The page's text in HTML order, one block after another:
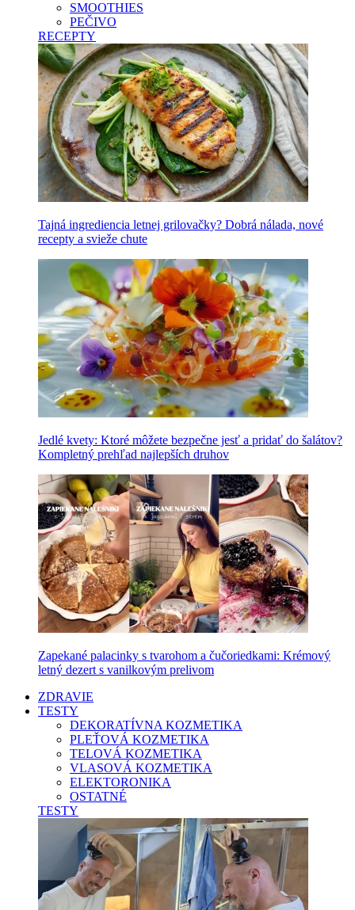
SMOOTHIES
PEČIVO
RECEPTY
Tajná ingrediencia letnej grilovačky? Dobrá nálada, nové
recepty a svieže chute
Jedlé kvety: Ktoré môžete bezpečne jesť a pridať do šalátov?
Kompletný prehľad najlepších druhov
Zapekané palacinky s tvarohom a čučoriedkami: Krémový
letný dezert s vanilkovým prelivom
ZDRAVIE
TESTY
DEKORATÍVNA KOZMETIKA
PLEŤOVÁ KOZMETIKA
TELOVÁ KOZMETIKA
VLASOVÁ KOZMETIKA
ELEKTORONIKA
OSTATNÉ
TESTY